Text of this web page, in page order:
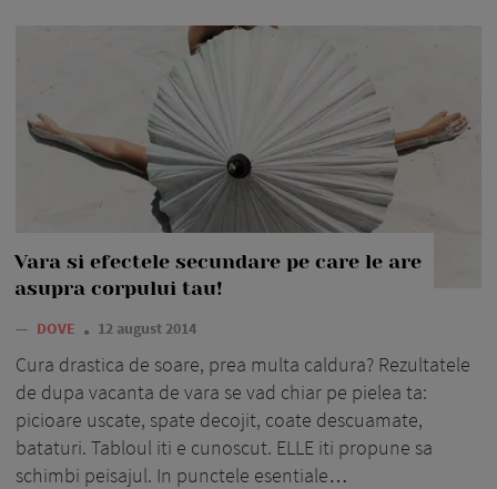
Vara si efectele secundare pe care le are
asupra corpului tau!
— DOVE 12 august 2014
Cura drastica de soare, prea multa caldura? Rezultatele
de dupa vacanta de vara se vad chiar pe pielea ta:
picioare uscate, spate decojit, coate descuamate,
bataturi. Tabloul iti e cunoscut. ELLE iti propu­ne sa
schimbi peisajul. In punctele esentiale…